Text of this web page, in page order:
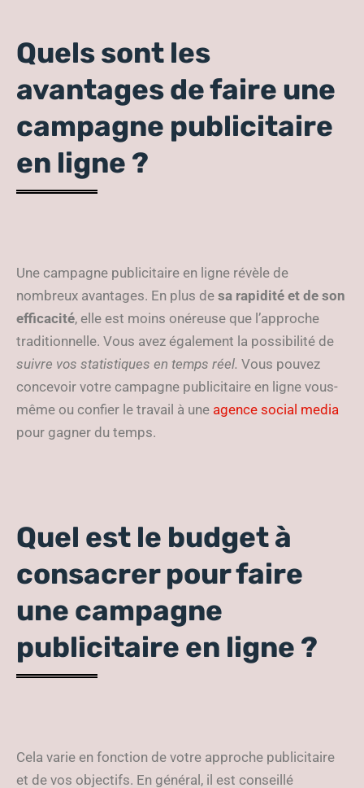
Quels sont les
avantages de faire une
campagne publicitaire
en ligne ?
Une campagne publicitaire en ligne révèle de
nombreux avantages. En plus de sa rapidité et de son
efficacité, elle est moins onéreuse que l’approche
traditionnelle. Vous avez également la possibilité de
suivre vos statistiques en temps réel. Vous pouvez
concevoir votre campagne publicitaire en ligne vous-
même ou confier le travail à une agence social media
pour gagner du temps.
Quel est le budget à
consacrer pour faire
une campagne
publicitaire en ligne ?
Cela varie en fonction de votre approche publicitaire
et de vos objectifs. En général, il est conseillé